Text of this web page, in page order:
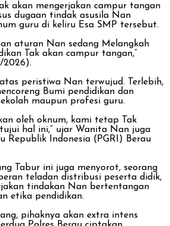
akan mengerjakan campur tangan
dugaan tindak asusila Nan
guru di keliru Esa SMP tersebut.
aturan Nan sedang Melangkah
Tak akan campur tangan,”
2026).
peristiwa Nan terwujud. Terlebih,
Bumi pendidikan dan
maupun profesi guru.
oleh oknum, kami tetap Tak
hal ini,” ujar Wanita Nan juga
Republik Indonesia (PGRI) Berau
Tabur ini juga menyorot, seorang
teladan distribusi peserta didik,
tindakan Nan bertentangan
etika pendidikan.
pihaknya akan extra intens